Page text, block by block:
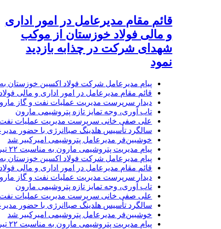
قائم مقام مدیرعامل در امور اداری
و مالی فولاد خوزستان از موکب
شهدای شرکت در چذابه بازدید
نمود
پیام مدیرعامل شرکت فولاد اکسین خوزستان
قائم مقام مدیرعامل در امور اداری و مالی
دیدار سرپرست مدیریت عملیات نفت و گاز
تاب آوری، وجه تمایز تازه پتروشیمی مارون
علی صفی خانی سرپرست مدیریت عملیات
سالگرد تأسیس هلدینگ صباانرژی با حضور
خوشبین‌فر مدیرعامل پتروشیمی امیرکبیر شد
پیام مدیریت پتروشیمی مارون به مناسبت ۲۲ تیرماه روز ملی حراست
پیام مدیرعامل شرکت فولاد اکسین خوزستان
قائم مقام مدیرعامل در امور اداری و مالی
دیدار سرپرست مدیریت عملیات نفت و گاز
تاب آوری، وجه تمایز تازه پتروشیمی مارون
علی صفی خانی سرپرست مدیریت عملیات
سالگرد تأسیس هلدینگ صباانرژی با حضور
خوشبین‌فر مدیرعامل پتروشیمی امیرکبیر شد
پیام مدیریت پتروشیمی مارون به مناسبت ۲۲ تیرماه روز ملی حراست